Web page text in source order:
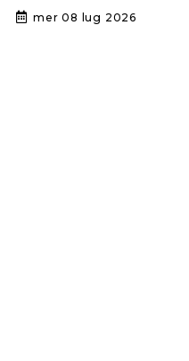
mer 08 lug 2026